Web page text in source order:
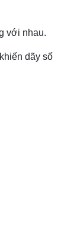
với nhau.
dãy số